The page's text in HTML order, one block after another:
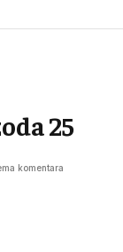
25
komentara